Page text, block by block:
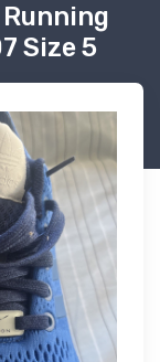
Size 5